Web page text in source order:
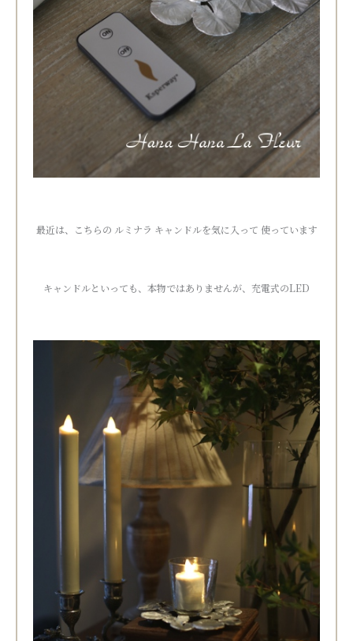
最近は、こちらの ルミナラ キャンドルを気に入って 使っています
キャンドルといっても、本物ではありませんが、充電式のLED